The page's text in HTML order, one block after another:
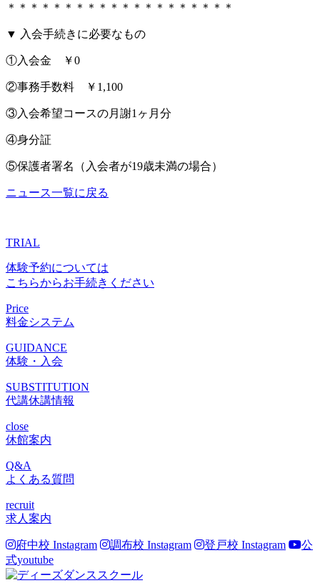
＊＊＊＊＊＊＊＊＊＊＊＊＊＊＊＊＊＊＊＊
▼ 入会手続きに必要なもの
①入会金 ￥0
②事務手数料 ￥1,100
③入会希望コースの月謝1ヶ月分
④身分証
⑤保護者署名（入会者が19歳未満の場合）
ニュース一覧に戻る
TRIAL
体験予約については
こちらからお手続きください
Price
料金システム
GUIDANCE
体験・入会
SUBSTITUTION
代講休講情報
close
休館案内
Q&A
よくある質問
recruit
求人案内
府中校 Instagram 調布校 Instagram 登戸校 Instagram
公
式youtube